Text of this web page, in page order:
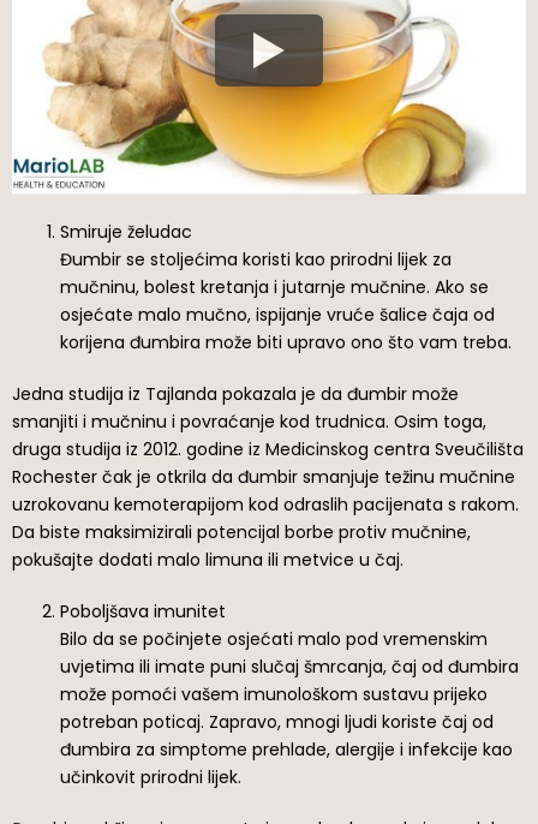
Smiruje želudac
Đumbir se stoljećima koristi kao prirodni lijek za
mučninu, bolest kretanja i jutarnje mučnine. Ako se
osjećate malo mučno, ispijanje vruće šalice čaja od
korijena đumbira može biti upravo ono što vam treba.
Jedna studija iz Tajlanda pokazala je da đumbir može
smanjiti i mučninu i povraćanje kod trudnica. Osim toga,
druga studija iz 2012. godine iz Medicinskog centra Sveučilišta
Rochester čak je otkrila da đumbir smanjuje težinu mučnine
uzrokovanu kemoterapijom kod odraslih pacijenata s rakom.
Da biste maksimizirali potencijal borbe protiv mučnine,
pokušajte dodati malo limuna ili metvice u čaj.
Poboljšava imunitet
Bilo da se počinjete osjećati malo pod vremenskim
uvjetima ili imate puni slučaj šmrcanja, čaj od đumbira
može pomoći vašem imunološkom sustavu prijeko
potreban poticaj. Zapravo, mnogi ljudi koriste čaj od
đumbira za simptome prehlade, alergije i infekcije kao
učinkovit prirodni lijek.